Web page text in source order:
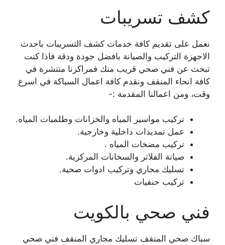
كشف تسريبات
نعمل على تقديم كافة خدمات كشف التسريبات باحدث
الاجهزة التركيب والصيانة بافضل جودة ودقة فاذا كنت
تبحث عن فني صحي قريب منك فمراكزنا منتشرة في
كافة انحاء المنقف ونقدم كافة اعمال السباكة في اسرع
وقت، ومن اعمالنا المقدمة :-
تركيب مواسير المياه والخزانات وطلمبات المياه.
عمل تمديدات داخلية وخارجية.
تركيب مضخات المياه .
صيانة الفلاتر والسخانات المركزية.
تسليك مجاري وتركيب ادوات صحية.
تركيب حنفيات
فني صحي بالكويت
سباك صحي المنقف تسليك مجاري المنقف فني صحي